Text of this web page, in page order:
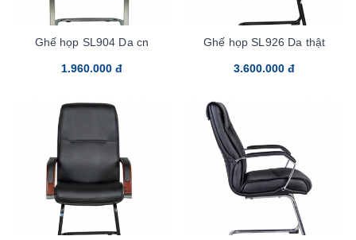
Ghế họp SL904 Da cn
1.960.000 đ
Ghế họp SL926 Da thật
3.600.000 đ